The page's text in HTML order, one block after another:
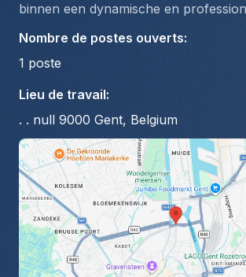
binnen een dynamische en
Nombre de postes ouverts:
1 poste
Lieu de travail:
. . null 9000 Gent, Belgium